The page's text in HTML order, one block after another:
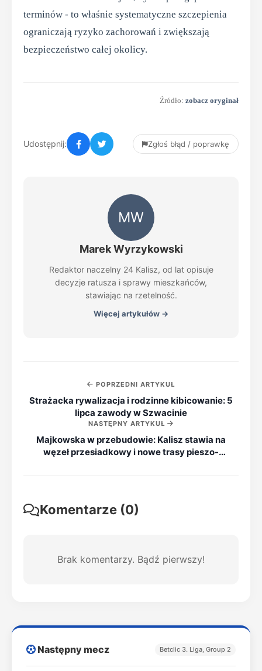
terminów - to właśnie systematyczne szczepienia
ograniczają ryzyko zachorowań i zwiększają
bezpieczeństwo całej okolicy.
Źródło: zobacz oryginał
Udostępnij: Zgłoś błąd / poprawkę
MW
Marek Wyrzykowski
Redaktor naczelny 24 Kalisz, od lat opisuje
decyzje ratusza i sprawy mieszkańców,
stawiając na rzetelność.
Więcej artykułów →
POPRZEDNI ARTYKUŁ
Strażacka rywalizacja i rodzinne kibicowanie: 5
lipca zawody w Szwacinie
NASTĘPNY ARTYKUŁ
Majkowska w przebudowie: Kalisz stawia na
węzeł przesiadkowy i nowe trasy pieszo-
Komentarze (0)
Brak komentarzy. Bądź pierwszy!
Następny mecz Betclic 3. Liga, Group 2